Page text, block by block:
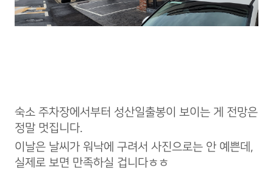
숙소 주차장에서부터 성산일출봉이 보이는 게 전망은
정말 멋집니다.
이날은 날씨가 워낙에 구려서 사진으로는 안 예쁜데,
실제로 보면 만족하실 겁니다ㅎㅎ